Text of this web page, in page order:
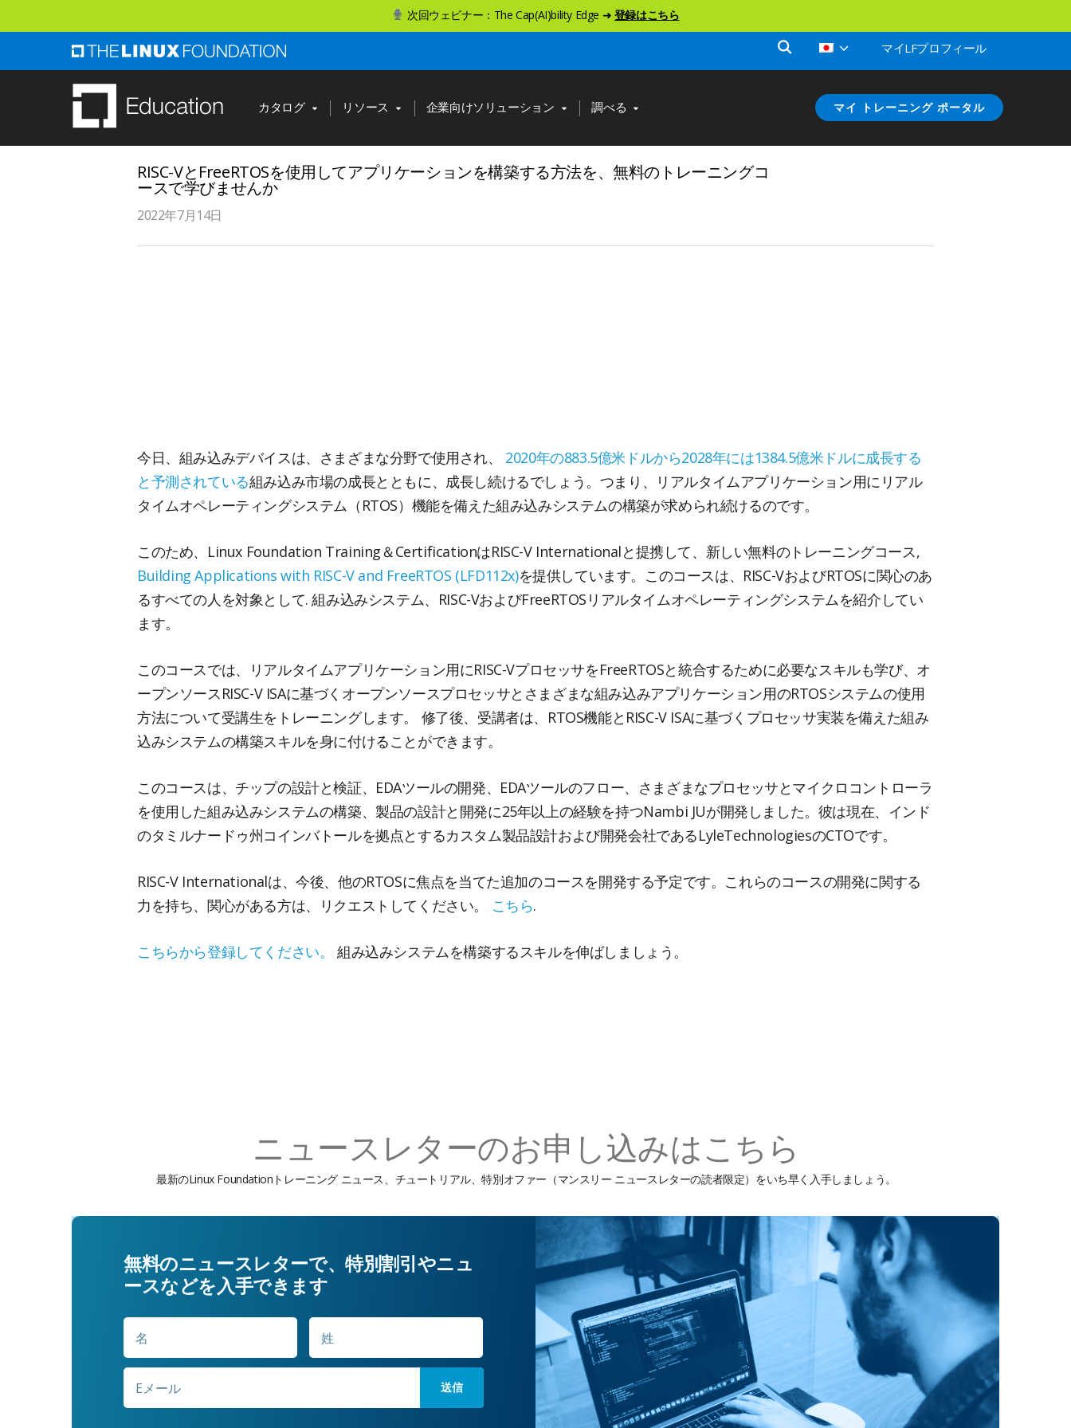
キ
次回ウェビナー：The Cap(AI)bility Edge ➜ 登録はこちら
カタログ リソース 企業向けソリューション 調べる
マイLFプロフィール
マイ トレーニング ポータル
RISC-VとFreeRTOSを使用してアプリケーションを構築する方法を、無料のトレーニングコ
ースで学びませんか
2022年7月14日
今日、組み込みデバイスは、さまざまな分野で使用され、 2020年の883.5億米ドルから2028年には1384.5億米ドルに成長する
と予測されている組み込み市場の成長とともに、成長し続けるでしょう。つまり、リアルタイムアプリケーション用にリアル
タイムオペレーティングシステム（RTOS）機能を備えた組み込みシステムの構築が求められ続けるのです。
このため、Linux Foundation Training＆CertificationはRISC-V Internationalと提携して、新しい無料のトレーニングコース,
Building Applications with RISC-V and FreeRTOS (LFD112x)を提供しています。このコースは、RISC-VおよびRTOSに関心のあ
るすべての人を対象として.組み込みシステム、RISC-VおよびFreeRTOSリアルタイムオペレーティングシステムを紹介してい
ます。
このコースでは、リアルタイムアプリケーション用にRISC-VプロセッサをFreeRTOSと統合するために必要なスキルも学び、オ
ープンソースRISC-V ISAに基づくオープンソースプロセッサとさまざまな組み込みアプリケーション用のRTOSシステムの使用
方法について受講生をトレーニングします。 修了後、受講者は、RTOS機能とRISC-V ISAに基づくプロセッサ実装を備えた組み
込みシステムの構築スキルを身に付けることができます。
このコースは、チップの設計と検証、EDAツールの開発、EDAツールのフロー、さまざまなプロセッサとマイクロコントローラ
を使用した組み込みシステムの構築、製品の設計と開発に25年以上の経験を持つNambi JUが開発しました。彼は現在、インド
のタミルナードゥ州コインバトールを拠点とするカスタム製品設計および開発会社であるLyleTechnologiesのCTOです。
RISC-V Internationalは、今後、他のRTOSに焦点を当てた追加のコースを開発する予定です。これらのコースの開発に関する
力を持ち、関心がある方は、リクエストしてください。 こちら.
こちらから登録してください。 組み込みシステムを構築するスキルを伸ばしましょう。
ニュースレターのお申し込みはこちら
最新のLinux Foundationトレーニング ニュース、チュートリアル、特別オファー（マンスリー ニュースレターの読者限定）をいち早く入手しましょう。
無料のニュースレターで、特別割引やニュ
ースなどを入手できます
名
*
名 姓
E
ー